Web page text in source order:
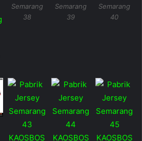
Semarang
38
Semarang
39
Semarang
40